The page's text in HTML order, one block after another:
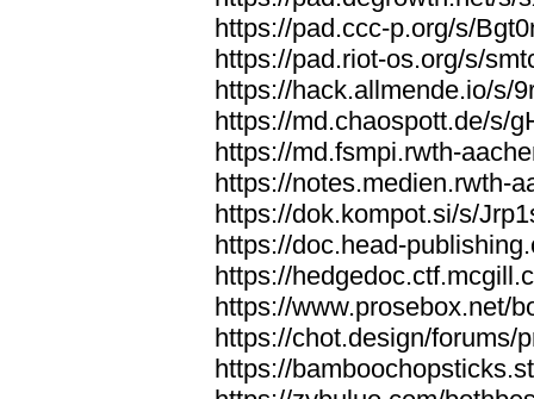
https://pad.ccc-p.org/s/
https://pad.riot-os.org/s/
https://hack.allmende.io/s/
https://md.chaospott.de/s/
https://md.fsmpi.rwth-
https://notes.medien.rwth-
https://dok.kompot.si/s/
https://doc.head-
https://
https://www.prosebox.net/
https://chot.design/forums/
https://